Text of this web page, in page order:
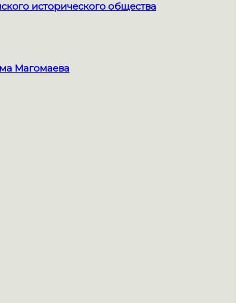
исторического общества
Магомаева